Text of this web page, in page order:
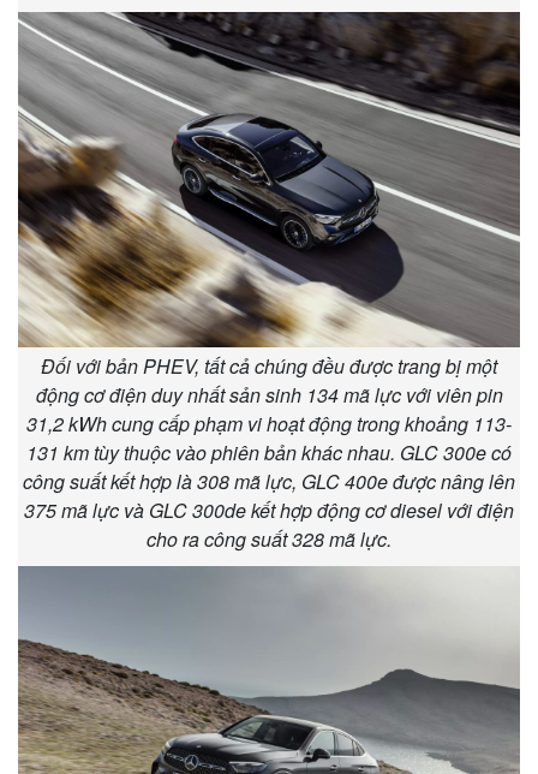
Thể thao
Bóng đá
Lịch thi đấu bóng đá
Thế giới thể thao
eSports
Hậu trường
Ô tô - Xe máy
Ô tô
Xe máy
Tư vấn
Đối với bản PHEV, tất cả chúng đều được trang bị một
động cơ điện duy nhất sản sinh 134 mã lực với viên pin
31,2 kWh cung cấp phạm vi hoạt động trong khoảng 113-
131 km tùy thuộc vào phiên bản khác nhau. GLC 300e có
công suất kết hợp là 308 mã lực, GLC 400e được nâng lên
375 mã lực và GLC 300de kết hợp động cơ diesel với điện
cho ra công suất 328 mã lực.